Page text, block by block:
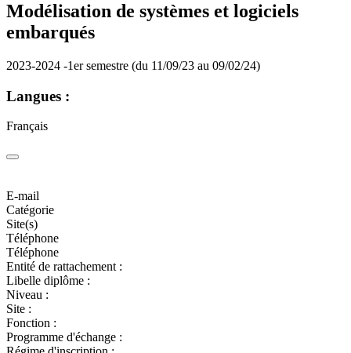
Modélisation de systèmes et logiciels
embarqués
2023-2024 -1er semestre (du 11/09/23 au 09/02/24)
Langues :
Français
E-mail
Catégorie
Site(s)
Téléphone
Téléphone
Entité de rattachement :
Libelle diplôme :
Niveau :
Site :
Fonction :
Programme d'échange :